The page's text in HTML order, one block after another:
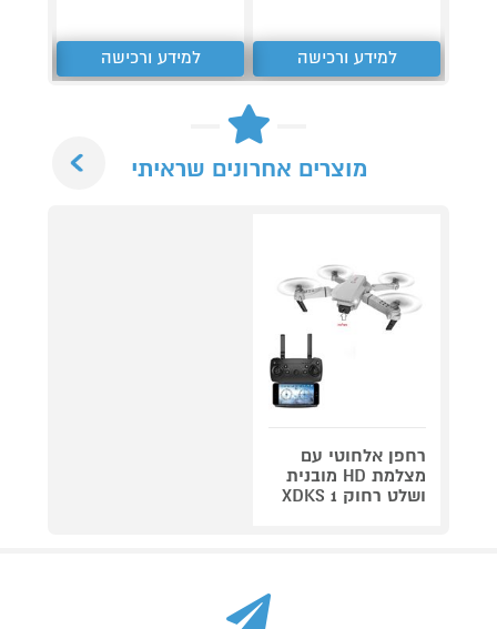
למידע ורכישה למידע ורכישה
מוצרים אחרונים שראיתי
רחפן אלחוטי עם
מצלמת HD מובנית
ושלט רחוק XDKS 1